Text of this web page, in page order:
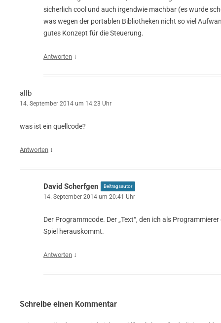
sicherlich cool und auch irgendwie machbar (es wurde
was wegen der portablen Bibliotheken nicht so viel
gutes Konzept für die Steuerung.
Antworten ↓
allb
14. September 2014 um 14:23 Uhr
was ist ein quellcode?
Antworten ↓
David Scherfgen Beitragsautor
14. September 2014 um 20:41 Uhr
Der Programmcode. Der „Text“, den ich als
Spiel herauskommt.
Antworten ↓
Schreibe einen Kommentar